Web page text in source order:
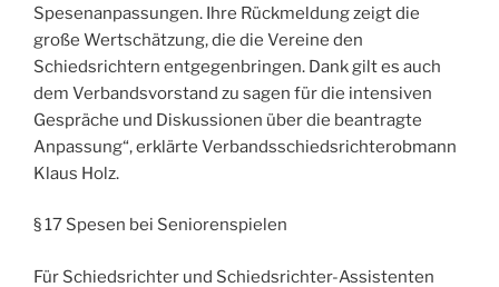
Spesenanpassungen. Ihre Rückmeldung zeigt die
große Wertschätzung, die die Vereine den
Schiedsrichtern entgegenbringen. Dank gilt es auch
dem Verbandsvorstand zu sagen für die intensiven
Gespräche und Diskussionen über die beantragte
Anpassung“, erklärte Verbandsschiedsrichterobmann
Klaus Holz.
§ 17 Spesen bei Seniorenspielen
Für Schiedsrichter und Schiedsrichter-Assistenten